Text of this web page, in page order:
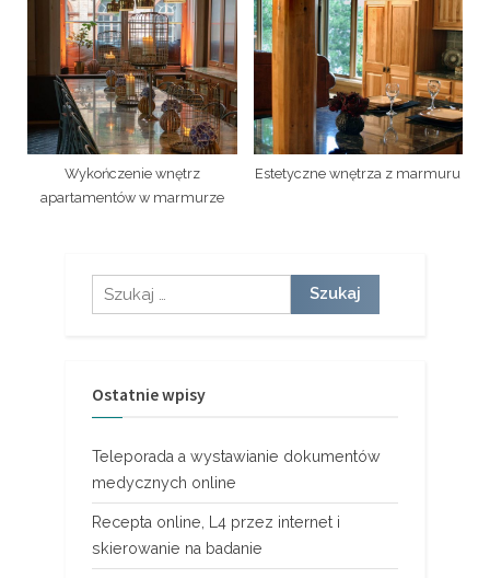
Wykończenie wnętrz
apartamentów w marmurze
Estetyczne wnętrza z marmuru
Szukaj:
Ostatnie wpisy
Teleporada a wystawianie dokumentów
medycznych online
Recepta online, L4 przez internet i
skierowanie na badanie